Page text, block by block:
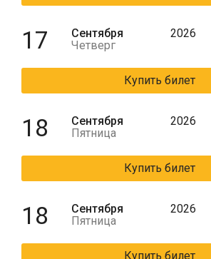
17
Сентября
Четверг
2026
Купить билет
18
Сентября
Пятница
2026
Купить билет
18
Сентября
Пятница
2026
Купить билет